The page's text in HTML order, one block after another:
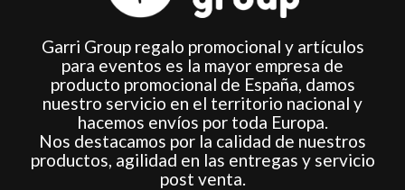
Garri Group regalo promocional y artículos
para eventos es la mayor empresa de
producto promocional de España, damos
nuestro servicio en el territorio nacional y
hacemos envíos por toda Europa.
Nos destacamos por la calidad de nuestros
productos, agilidad en las entregas y servicio
post venta.